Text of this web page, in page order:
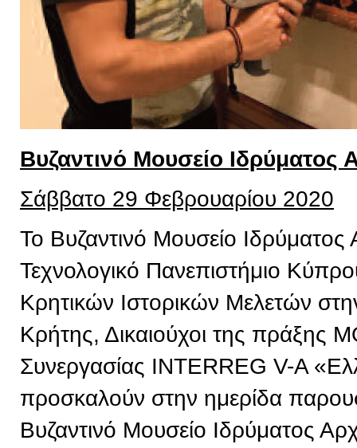
Βυζαντινό Μουσείο Ιδρύματος
Σάββατο 29 Φεβρουαρίου 2020
Το Βυζαντινό Μουσείο
Τεχνολογικό Πανεπιστήμιο
Κρητικών Ιστορικών Μελετών
Κρήτης, Δικαιούχοι της πράξης
Συνεργασίας INTERREG V-A
προσκαλούν στην ημερίδα
Βυζαντινό Μουσείο Ιδρύματος